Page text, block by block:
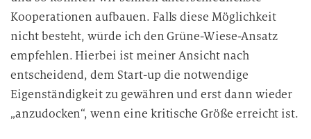
Kooperationen aufbauen. Falls diese Möglichkeit
nicht besteht, würde ich den Grüne-Wiese-Ansatz
empfehlen. Hierbei ist meiner Ansicht nach
entscheidend, dem Start-up die notwendige
Eigenständigkeit zu gewähren und erst dann wieder
„anzudocken“, wenn eine kritische Größe erreicht ist.